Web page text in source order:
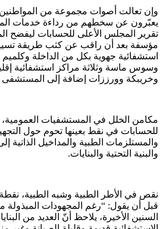
وإن تعالت أصوات مجموعة من المواطنين
يعبّرون عن سخطهم من رداءة خدمات
تقرير المجلس الأعلى للحسابات ليفضح
مؤسفة بعد أن راقب عن كثب طريقة
استشفائية جهوية بكل من الداخلة
وسوس ماسة وثلاثة مراكز استشفائية
وخريبكة وورززات إضافة إلى المستشفى
مكامن الخلل في المستشفيات
للحسابات في نقط بعينها تحوم حول
والمستلزمات الطبية والمداخيل الذاتية
والبنية التحتية والبنايات.
نقص في الأطر الطبية وشبه الطبية، نقطة
قبل أن يقول: “رغم المجهودات
السنين الأخيرة، يلاحظ أنّ العديد من